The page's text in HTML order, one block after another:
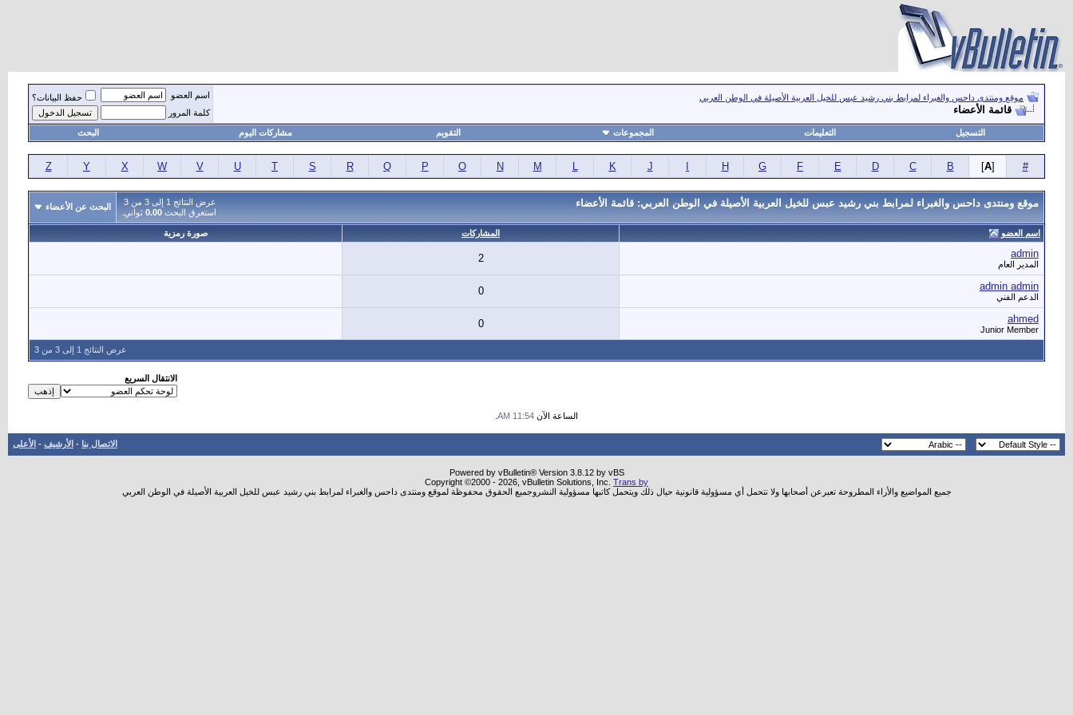
موقع ومنتدى داحس والغبراء لمرابط بني رشيد عبس للخيل العربية الأصيلة في الوطن العربي
قائمة الأعضاء
اسم العضو
حفظ البيانات؟
كلمة المرور
التسجيل التعليمات المجموعات التقويم مشاركات اليوم البحث
#
[
A
]
B
C
D
E
F
G
H
J
K
L
M
N
O
P
Q
R
S
T
U
V
W
X
Y
Z
عرض النتائج 1 إلى 3 من 3
استغرق البحث 0.00 ثواني.
موقع ومنتدى داحس والغبراء لمرابط بني رشيد عبس للخيل العربية الأصيلة في الوطن العربي: قائمة الأعضاء البحث عن الأعضاء
اسم العضو المشاركات صورة رمزية
admin
المدير العام 2
admin admin
الدعم الفني 0
ahmed
Junior Member
0
عرض النتائج 1 إلى 3 من 3
الانتقال السريع
الساعة الآن 11:54 AM
الاتصال بنا - الأرشيف - الأعلى
Powered by vBulletin® Version 3.8.12 by vBS
Copyright ©2000 - 2026, vBulletin Solutions, Inc. Trans by
جميع المواضيع والأراء المطروحة تعبرعن أصحابها ولا نتحمل أي مسؤولية قانونية حيال ذلك ويتحمل كاتبها مسؤولية النشروجميع الحقوق محفوظة لموقع ومنتدى داحس والغبراء لمرابط بني رشيد عبس للخيل العربية الأصيلة في الوطن العربي